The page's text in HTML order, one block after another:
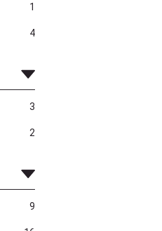
1
4
3
2
9